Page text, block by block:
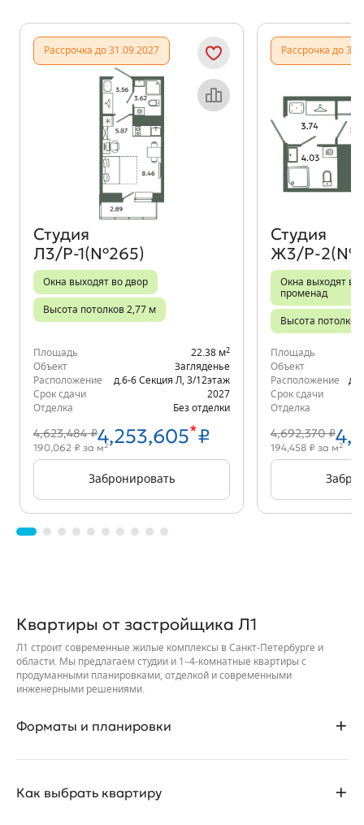
Рассрочка до 31.09.2027
Объект месяца
Студия
Л3/Р-1(№265)
Окна выходят во двор
Высота потолков 2,77 м
Площадь 22.38 м2
Объект
Загляденье
Расположение
д.6-6 Секция Л 3/12этаж
Срок сдачи
2027
Отделка
Без отделки
4,623,484 ₽4,253,605*₽
190,062 ₽ за м2
Забронировать
Рассрочка до
Студия
Ж3/Р-
Окна выходят во
променад
Высота
Площадь
Объект
Расположение
Срок сдачи
Отделка
4,692,370 ₽
194,458 ₽ за м2
Квартиры от застройщика Л1
Л1 строит современные жилые комплексы в Санкт-Петербурге и
области. Мы предлагаем студии и 1–4-комнатные квартиры с
продуманными планировками, отделкой и современными
инженерными решениями.
Форматы и планировки
и инвестиций.
Как выбрать квартиру